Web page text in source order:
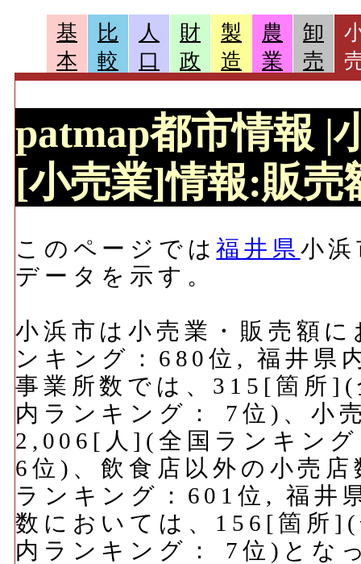
基
本
比
較
人
口
財
政
製
造
農
業
卸
売
patmap都市情報 |
[小売業]情報:販売
このページでは福井県 小
データを示す。
小浜市は小売業・販売額
ンキング：680位, 福井県
事業所数では、315[箇所
内ランキング： 7位)、小
2,006[人](全国ランキン
6位)、飲食店以外の小売
ランキング：601位, 福井
数においては、156[箇所
内ランキング： 7位)とな